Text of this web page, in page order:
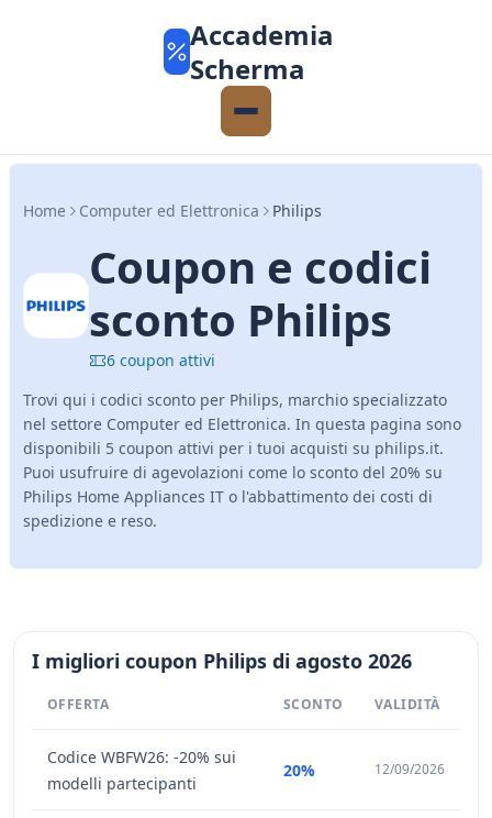
Accademia
Scherma
Home Computer ed Elettronica Philips
Coupon e codici
sconto Philips
6 coupon attivi
Trovi qui i codici sconto per Philips, marchio specializzato
nel settore Computer ed Elettronica. In questa pagina sono
disponibili 5 coupon attivi per i tuoi acquisti su philips.it.
Puoi usufruire di agevolazioni come lo sconto del 20% su
Philips Home Appliances IT o l'abbattimento dei costi di
spedizione e reso.
I migliori coupon Philips di agosto 2026
OFFERTA SCONTO VALIDITÀ
Codice WBFW26: -20% sui
modelli partecipanti
20% 12/09/2026